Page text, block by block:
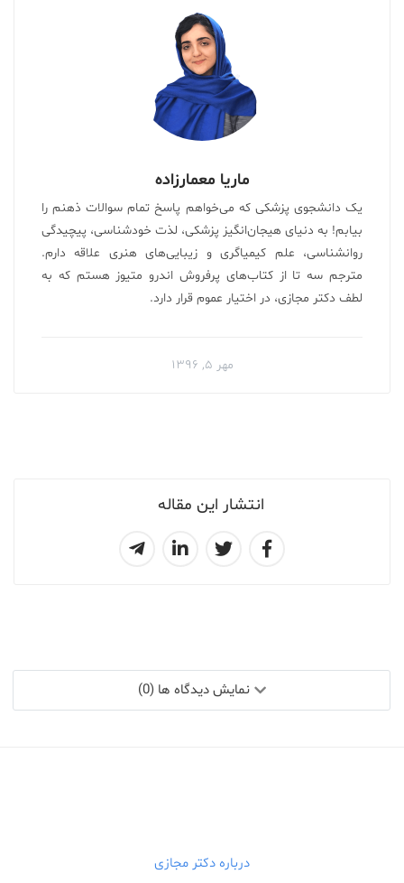
انتشار این مقاله
ماریا معمارزاده
یک دانشجوی پزشکی که می‌خواهم پاسخ تمام سوالات ذهنم را
بیابم! به دنیای هیجان‌انگیز پزشکی، لذت خودشناسی، پیچیدگی
روانشناسی، علم کیمیاگری و زیبایی‌های هنری علاقه دارم.
مترجم سه تا از کتاب‌های پرفروش اندرو متیوز هستم که به
لطف دکتر مجازی، در اختیار عموم قرار دارد.
مهر ۵, ۱۳۹۶
نمایش دیدگاه ها (0)
درباره دکتر مجازی